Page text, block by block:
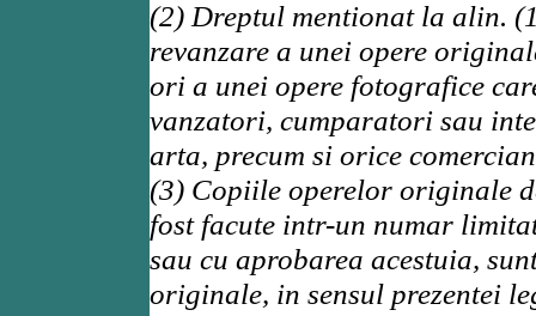
(2) Dreptul mentionat la alin.
revanzare a unei opere
ori a unei opere fotografice
vanzatori, cumparatori sau
arta, precum si orice
(3) Copiile operelor originale
fost facute intr-un numar
sau cu aprobarea acestuia,
originale, in sensul prezentei